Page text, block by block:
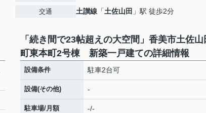
交通 土讃線 「土佐山田 」駅 徒歩2分
「続き間で23帖超えの大空間」香美市土佐山
町東本町2号棟 新築一戸建ての詳細情報
設備条件 駐車2台可
設備(その他) -
駐車場/月額 -/-